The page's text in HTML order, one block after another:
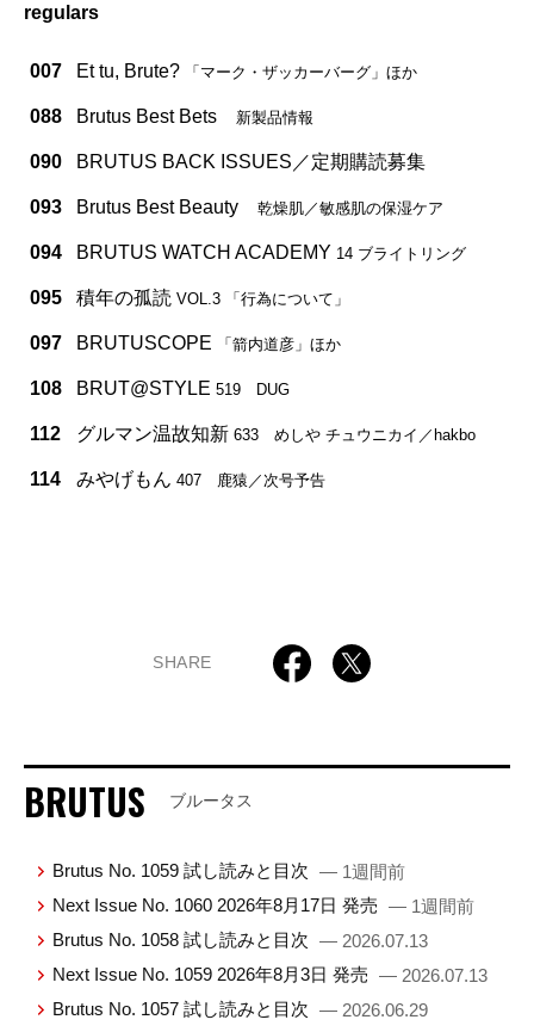
regulars
007 Et tu, Brute? 「マーク・ザッカーバーグ」ほか
088 Brutus Best Bets 新製品情報
090 BRUTUS BACK ISSUES／定期購読募集
093 Brutus Best Beauty 乾燥肌／敏感肌の保湿ケア
094 BRUTUS WATCH ACADEMY 14 ブライトリング
095 積年の孤読 VOL.3 「行為について」
097 BRUTUSCOPE 「箭内道彦」ほか
108 BRUT@STYLE 519 DUG
112 グルマン温故知新 633 めしや チュウニカイ／hakbo
114 みやげもん 407 鹿猿／次号予告
SHARE
BRUTUS ブルータス
Brutus No. 1059 試し読みと目次 — 1週間前
Next Issue No. 1060 2026年8月17日 発売 — 1週間前
Brutus No. 1058 試し読みと目次 — 2026.07.13
Next Issue No. 1059 2026年8月3日 発売 — 2026.07.13
Brutus No. 1057 試し読みと目次 — 2026.06.29